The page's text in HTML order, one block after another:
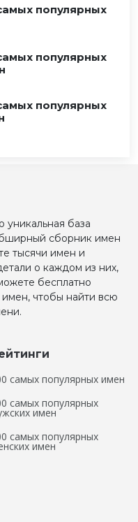
популярных
популярных
популярных
база
сборник имен
тысячи имен и
о каждом из них,
бесплатно
чтобы найти всю
самых популярных имен
самых популярных
имен
самых популярных
имен